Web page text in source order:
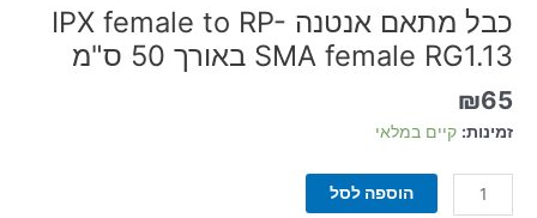
כבל מתאם אנטנה IPX female to RP-
SMA female RG1.13 באורך 50 ס"מ
₪65
זמינות: קיים במלאי
הוספה לסל